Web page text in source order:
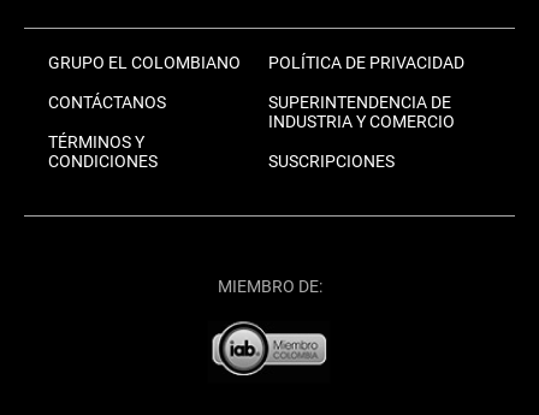
GRUPO EL COLOMBIANO
CONTÁCTANOS
TÉRMINOS Y
CONDICIONES
POLÍTICA DE PRIVACIDAD
SUPERINTENDENCIA DE
INDUSTRIA Y COMERCIO
SUSCRIPCIONES
MIEMBRO DE: